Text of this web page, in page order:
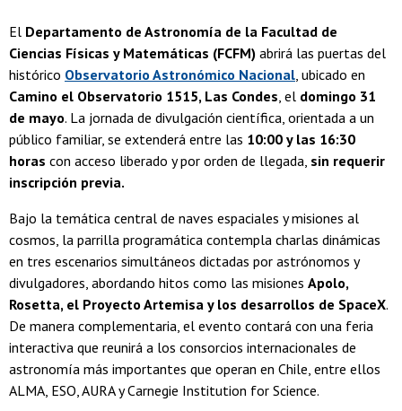
El Departamento de Astronomía de la Facultad de
Ciencias Físicas y Matemáticas (FCFM) abrirá las puertas del
histórico Observatorio Astronómico Nacional , ubicado en
Camino el Observatorio 1515, Las Condes , el domingo 31
de mayo. La jornada de divulgación científica, orientada a un
público familiar, se extenderá entre las 10:00 y las 16:30
horas con acceso liberado y por orden de llegada, sin requerir
inscripción previa.
Bajo la temática central de naves espaciales y misiones al
cosmos, la parrilla programática contempla charlas dinámicas
en tres escenarios simultáneos dictadas por astrónomos y
divulgadores, abordando hitos como las misiones Apolo,
Rosetta, el Proyecto Artemisa y los desarrollos de SpaceX.
De manera complementaria, el evento contará con una feria
interactiva que reunirá a los consorcios internacionales de
astronomía más importantes que operan en Chile, entre ellos
ALMA, ESO, AURA y Carnegie Institution for Science.